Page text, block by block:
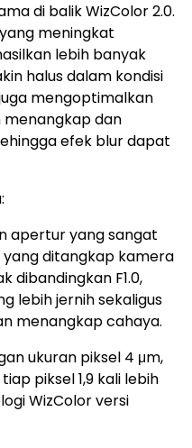
di balik WizColor 2.0.
meningkat
lebih banyak
halus dalam kondisi
mengoptimalkan
dan
efek blur dapat
apertur yang sangat
yang ditangkap kamera
dibandingkan F1.0,
lebih jernih sekaligus
menangkap cahaya.
ukuran piksel 4 μm,
piksel 1,9 kali lebih
WizColor versi